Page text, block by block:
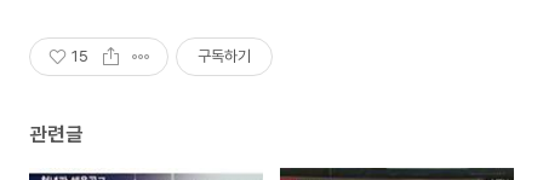
15 구독하기
관련글